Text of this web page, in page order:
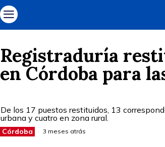
Registraduría
en Córdoba para
De los 17 puestos restituidos, 13
urbana y cuatro en zona rural.
Córdoba 3 meses atrás